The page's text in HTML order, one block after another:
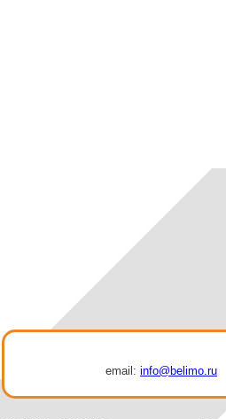
email: info@belimo.ru